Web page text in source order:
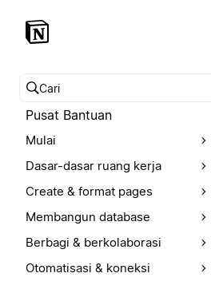
Cari pusat bantuan
Pusat Bantuan
Mulai
Dasar-dasar ruang kerja
Create & format pages
Membangun database
Berbagi & berkolaborasi
Otomatisasi & koneksi